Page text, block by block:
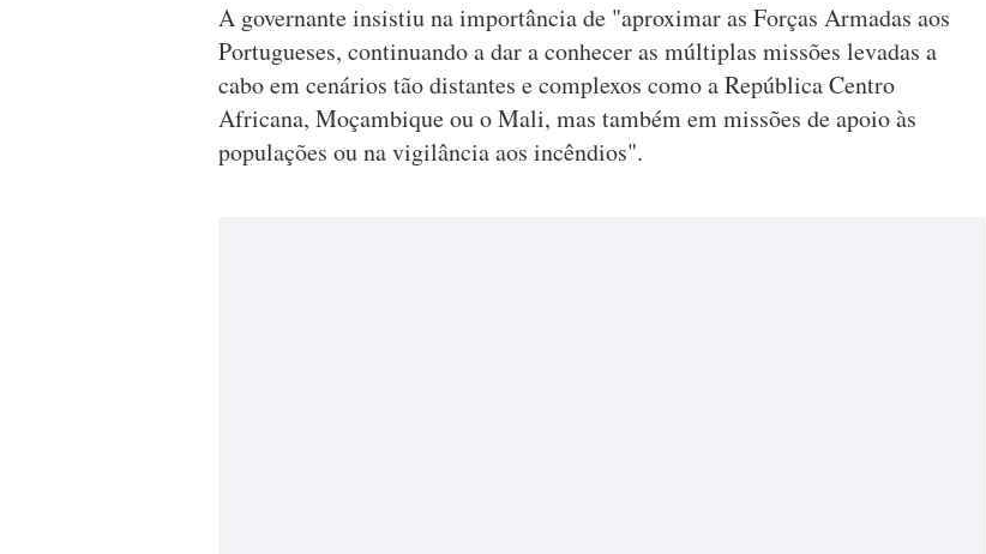
A governante insistiu na importância de "aproximar as Forças Armadas aos
Portugueses, continuando a dar a conhecer as múltiplas missões levadas a
cabo em cenários tão distantes e complexos como a República Centro
Africana, Moçambique ou o Mali, mas também em missões de apoio às
populações ou na vigilância aos incêndios".